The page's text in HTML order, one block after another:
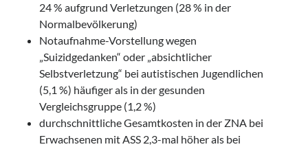
24 % aufgrund Verletzungen (28 % in der
Normalbevölkerung)
Notaufnahme-Vorstellung wegen
„Suizidgedanken“ oder „absichtlicher
Selbstverletzung“ bei autistischen Jugendlichen
(5,1 %) häufiger als in der gesunden
Vergleichsgruppe (1,2 %)
durchschnittliche Gesamtkosten in der ZNA bei
Erwachsenen mit ASS 2,3-mal höher als bei